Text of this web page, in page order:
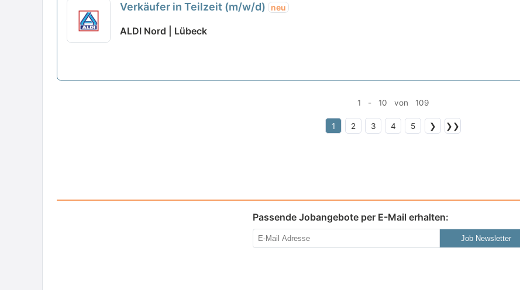
Verkäufer in Teilzeit (m/w/d) neu
ALDI Nord | Lübeck
1 - 10 von 109
1 2 3 4 5 ❯ ❯❯
Passende Jobangebote per E-Mail erhalten:
Job Newsletter